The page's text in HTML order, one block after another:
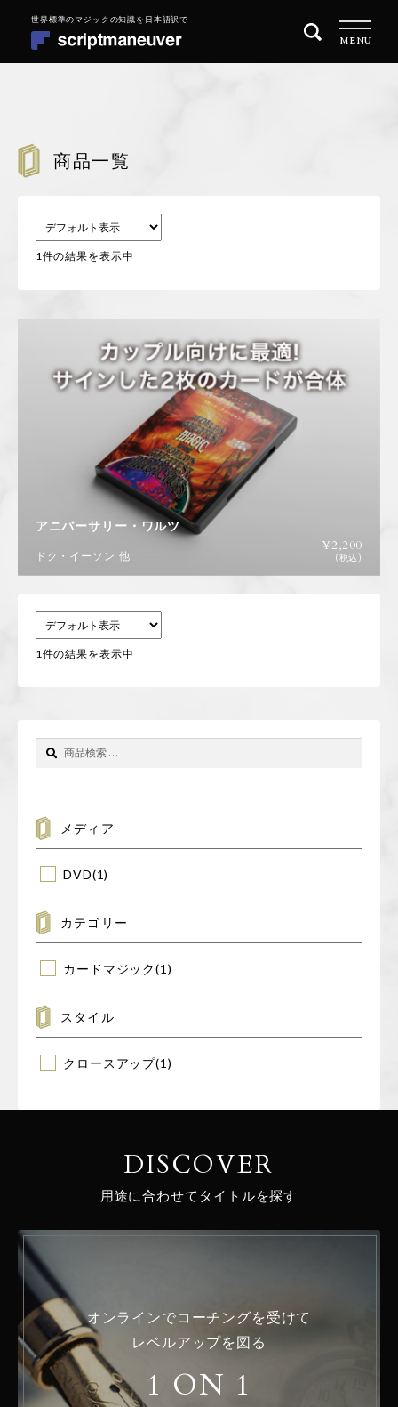
商品一覧
目的別に探す
MAGIC 101 マジックの始め方
QUARITY OF PERFORMANCE 演技の質を高めたい
会社概要
特定商取引に基づく表記
お問い合わせ
ログイン
カートを見る
ナ
ビ
ゲ
ン
へ
コ
ン
テ
ス
キ
MENU
商品一覧
1件の結果を表示中
アニバーサリー・ワルツ
ドク・イーソン 他
¥2,200
(税込)
1件の結果を表示中
メディア
DVD(1)
カテゴリー
カードマジック(1)
スタイル
クロースアップ(1)
DISCOVER
用途に合わせてタイトルを探す
オンラインでコーチングを受けて
レベルアップを図る
1 ON 1